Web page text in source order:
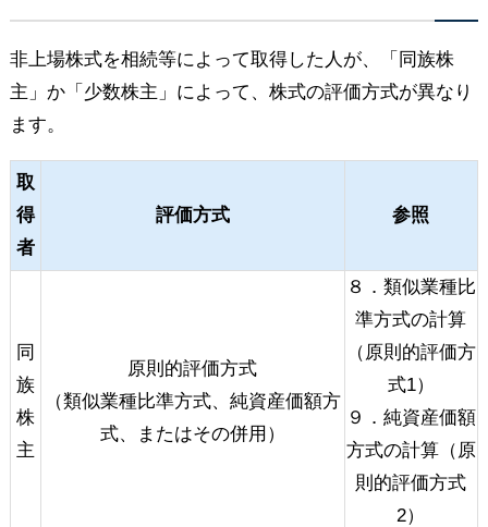
非上場株式を相続等によって取得した人が、「同族株
主」か「少数株主」によって、株式の評価方式が異なり
ます。
取
得
者
評価方式 参照
同
族
株
主
原則的評価方式
（類似業種比準方式、純資産価額方
式、またはその併用）
８．類似業種比
準方式の計算
（原則的評価方
式1）
９．純資産価額
方式の計算（原
則的評価方式
2）